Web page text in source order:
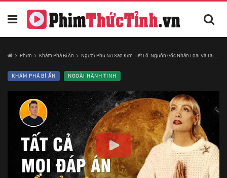
Phim Khám Phá Bí Ẩn Người Phụ Nữ Sao Kim Tiết Lộ: Nguồn Gốc Nhân Loại Và Tại Sao Con Người Không Thể Nhìn Thấy Ufo
KHÁM PHÁ BÍ ẨN NGOÀI HÀNH TINH